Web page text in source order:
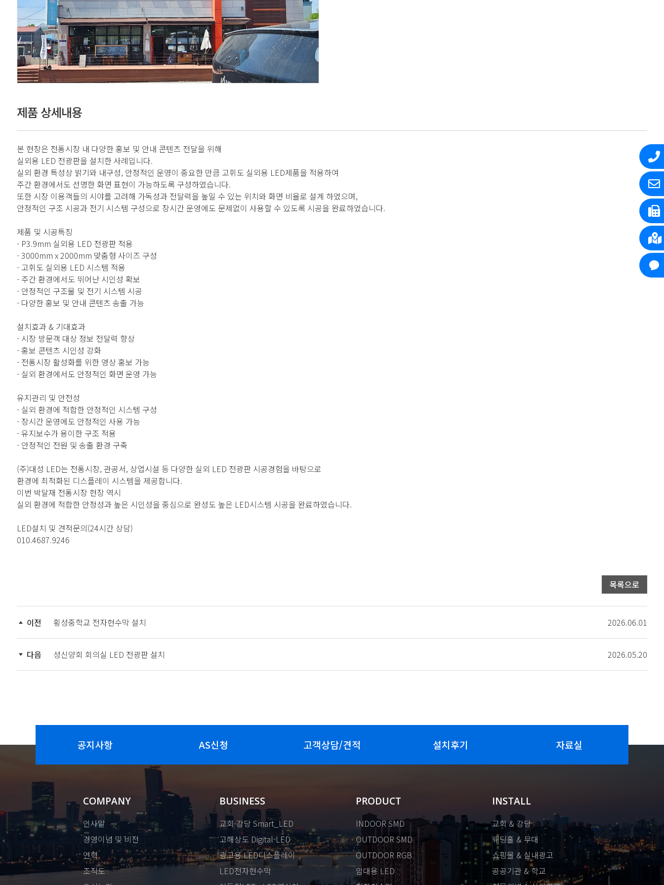
제품 상세내용
본 현장은 전통시장 내 다양한 홍보 및 안내 콘텐츠 전달을 위해
실외용 LED 전광판을 설치한 사례입니다.
실외 환경 특성상 밝기와 내구성, 안정적인 운영이 중요한 만큼 고휘도 실외용 LED제품을 적용하여
주간 환경에서도 선명한 화면 표현이 가능하도록 구성하였습니다.
또한 시장 이용객들의 시야를 고려해 가독성과 전달력을 높일 수 있는 위치와 화면 비율로 설계 하였으며,
안정적인 구조 시공과 전기 시스템 구성으로 장시간 운영에도 문제없이 사용할 수 있도록 시공을 완료하였습니다.
제품 및 시공특징
- P3.9mm 실외용 LED 전광판 적용
- 3000mm x 2000mm 맞춤형 사이즈 구성
- 고휘도 실외용 LED 시스템 적용
- 주간 환경에서도 뛰어난 시인성 확보
- 안정적인 구조물 및 전기 시스템 시공
- 다양한 홍보 및 안내 콘텐츠 송출 가능
설치효과 & 기대효과
- 시장 방문객 대상 정보 전달력 향상
- 홍보 콘텐츠 시인성 강화
- 전통시장 활성화를 위한 영상 홍보 가능
- 실외 환경에서도 안정적인 화면 운영 가능
유지관리 및 안전성
- 실외 환경에 적합한 안정적인 시스템 구성
- 장시간 운영에도 안정적인 사용 가능
- 유지보수가 용이한 구조 적용
- 안정적인 전원 및 송출 환경 구축
(주)대성 LED는 전통시장, 관공서, 상업시설 등 다양한 실외 LED 전광판 시공경험을 바탕으로
환경에 최적화된 디스플레이 시스템을 제공합니다.
이번 박달재 전통시장 현장 역시
실외 환경에 적합한 안정성과 높은 시인성을 중심으로 완성도 높은 LED시스템 시공을 완료하였습니다.
LED설치 및 견적문의(24시간 상담)
010.4687.9246
목록으로
이전 횡성중학교 전자현수막 설치 2026.06.01
다음 성신양회 회의실 LED 전광판 설치 2026.05.20
공지사항 AS신청 고객상담/견적 설치후기 자료실
COMPANY
인사말
경영이념 및 비전
연혁
조직도
BUSINESS
교회·강당 Smart_LED
고해상도 Digital-LED
광고용 LED디스플레이
LED전자현수막
PRODUCT
INDOOR SMD
OUTDOOR SMD
OUTDOOR RGB
임대용 LED
INSTALL
교회 & 강당
웨딩홀 & 무대
쇼핑몰 & 실내광고
공공기관 & 학교